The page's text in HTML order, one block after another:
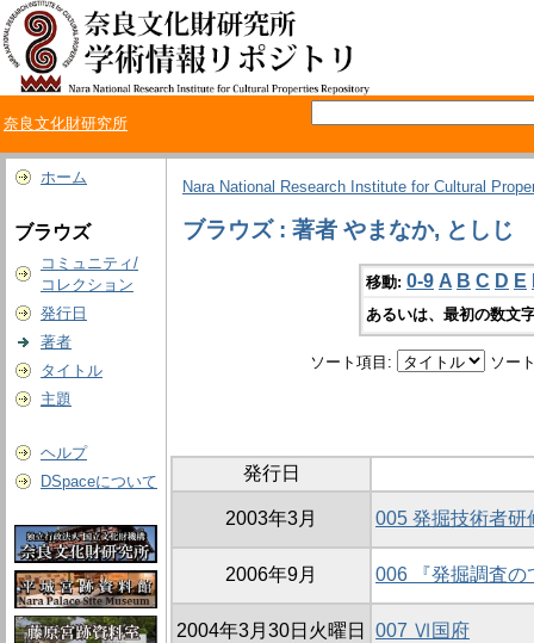
奈良文化財研究所
ホーム
ブラウズ
コミュニティ/
コレクション
発行日
著者
タイトル
主題
ヘルプ
DSpaceについて
Nara National Research Institute for Cultural
ブラウズ : 著者 やまなか, としじ
移動: 0-9 A B C D E
あるいは、最初の数文
ソート項目: ソー
発行日
2003年3月 005 発掘技術者研
2006年9月 006 『発掘調査の
2004年3月30日火曜日 007 Ⅵ国府